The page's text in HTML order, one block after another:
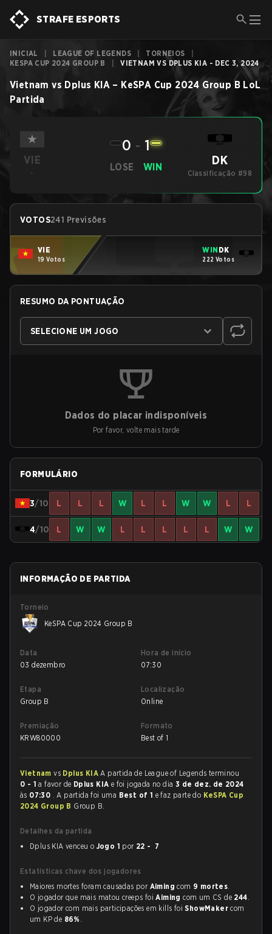
STRAFE ESPORTS
INICIAL LEAGUE OF LEGENDS TORNEIOS
KESPA CUP 2024 GROUP B
VIETNAM VS DPLUS KIA - DEC 3, 2024
Vietnam vs Dplus KIA – KeSPA Cup 2024 Group B LoL
Partida
VIE
-
LOSE
0 - 1
WIN DK
Classificação #98
VOTOS241 Previsões
VIE
19 Votos
WIN DK
222 Votos
RESUMO DA PONTUAÇÃO
SELECIONE UM JOGO
Dados do placar indisponíveis
Por favor, volte mais tarde
FORMULÁRIO
3/10 L L L W L L W W L L
4/10 L W W L L L L L W W
INFORMAÇÃO DE PARTIDA
Torneio
KeSPA Cup 2024 Group B
Data
03 dezembro
Hora de início
07:30
Etapa
Group B
Localização
Online
Premiação
KRW80000
Formato
Best of 1
Vietnamvs Dplus KIAA partida de League of Legends terminou
0 - 1 a favor de Dplus KIA e foi jogada no dia 3 de dez. de 2024
às 07:30 . A partida foi uma Best of 1 e faz parte do KeSPA Cup
2024 Group B Group B.
Detalhes da partida
Dplus KIA venceu o Jogo 1 por 22 - 7
Estatísticas chave dos jogadores
Maiores mortes foram causadas por Aiming com 9 mortes.
O jogador que mais matou creeps foiAiming com um CS de 244.
O jogador com mais participações em kills foiShowMaker com
um KP de 86% .